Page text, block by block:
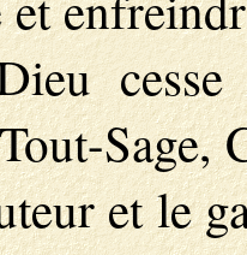
cesse
Sage,
et le